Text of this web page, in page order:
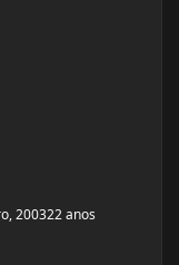
200322 anos